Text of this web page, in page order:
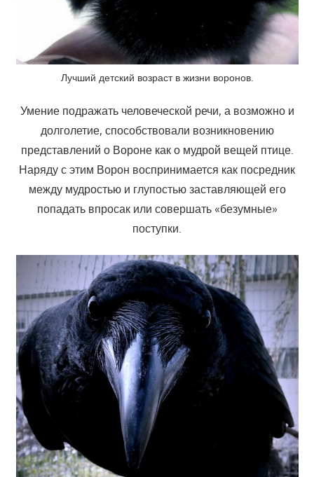
Лучший детский возраст в жизни воронов.
Умение подражать человеческой речи, а возможно и
долголетие, способствовали возникновению
представлений о Вороне как о мудрой вещей птице.
Наряду с этим Ворон воспринимается как посредник
между мудростью и глупостью заставляющей его
попадать впросак или совершать «безумные»
поступки.